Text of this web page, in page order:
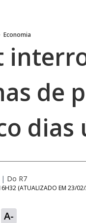
Economia
de
dias
| Do R7
(ATUALIZADO EM 23/
A-